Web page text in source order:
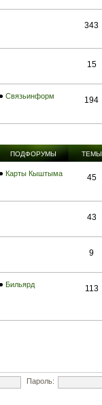
343
15
Связьинформ 194
ПОДФОРУМЫ ТЕМЫ
Карты Кыштыма 45
43
9
Бильярд 113
Пароль: